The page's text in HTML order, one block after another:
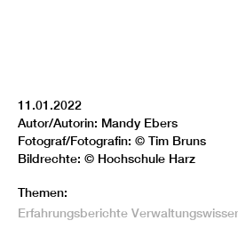
11.01.2022
Autor/Autorin: Mandy Ebers
Fotograf/Fotografin: © Tim Bruns
Bildrechte: © Hochschule Harz
Themen:
Erfahrungsberichte